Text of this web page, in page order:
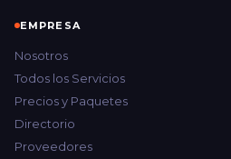
EMPRESA
Nosotros
Todos los Servicios
Precios y Paquetes
Directorio
Proveedores